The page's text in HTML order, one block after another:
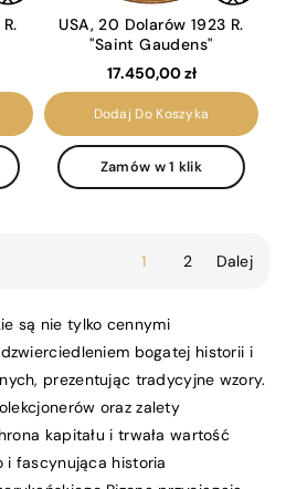
USA, 20 Dolarów 1923 R.
"Saint Gaudens"
17.450,00 zł
Dodaj Do Koszyka
Zamów w 1 klik
1 2 Dalej
są nie tylko cennymi
bogatej historii i
prezentując tradycyjne wzory.
oraz zalety
kapitału i trwała wartość
i fascynująca historia